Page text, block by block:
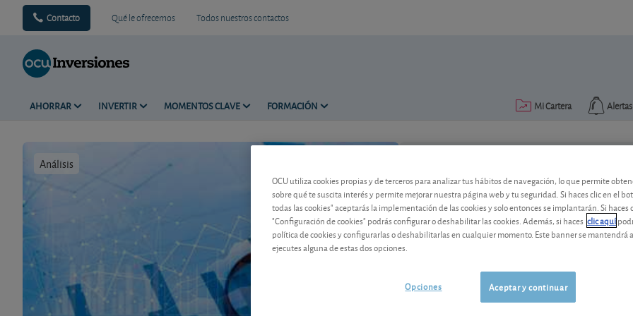
Contacto Qué le ofrecemos Todos nuestros contactos
AHORRAR INVERTIR MOMENTOS CLAVE FORMACIÓN Alertas
Mi Cartera
Análisis
Galp Energia sube un 10%
El resultado de 2019 del grupo
esperado. La acción entra a formar
19,92 EUR
OCU utiliza cookies propias y de terceros para analizar tus hábitos de navegación, lo que permite
sobre qué te suscita interés y permite mejorar nuestra página web y tu seguridad. Si haces clic en el
todas las cookies" aceptarás la implementación de las cookies y solo entonces se implantarán. Si haces
"Configuración de cookies" podrás configurar o deshabilitar las cookies. Además, si haces clic aquí
política de cookies y configurarlas o deshabilitarlas en cualquier momento. Este banner se mantendrá
ejecutes alguna de estas dos opciones.
Aceptar y continuar
Opciones